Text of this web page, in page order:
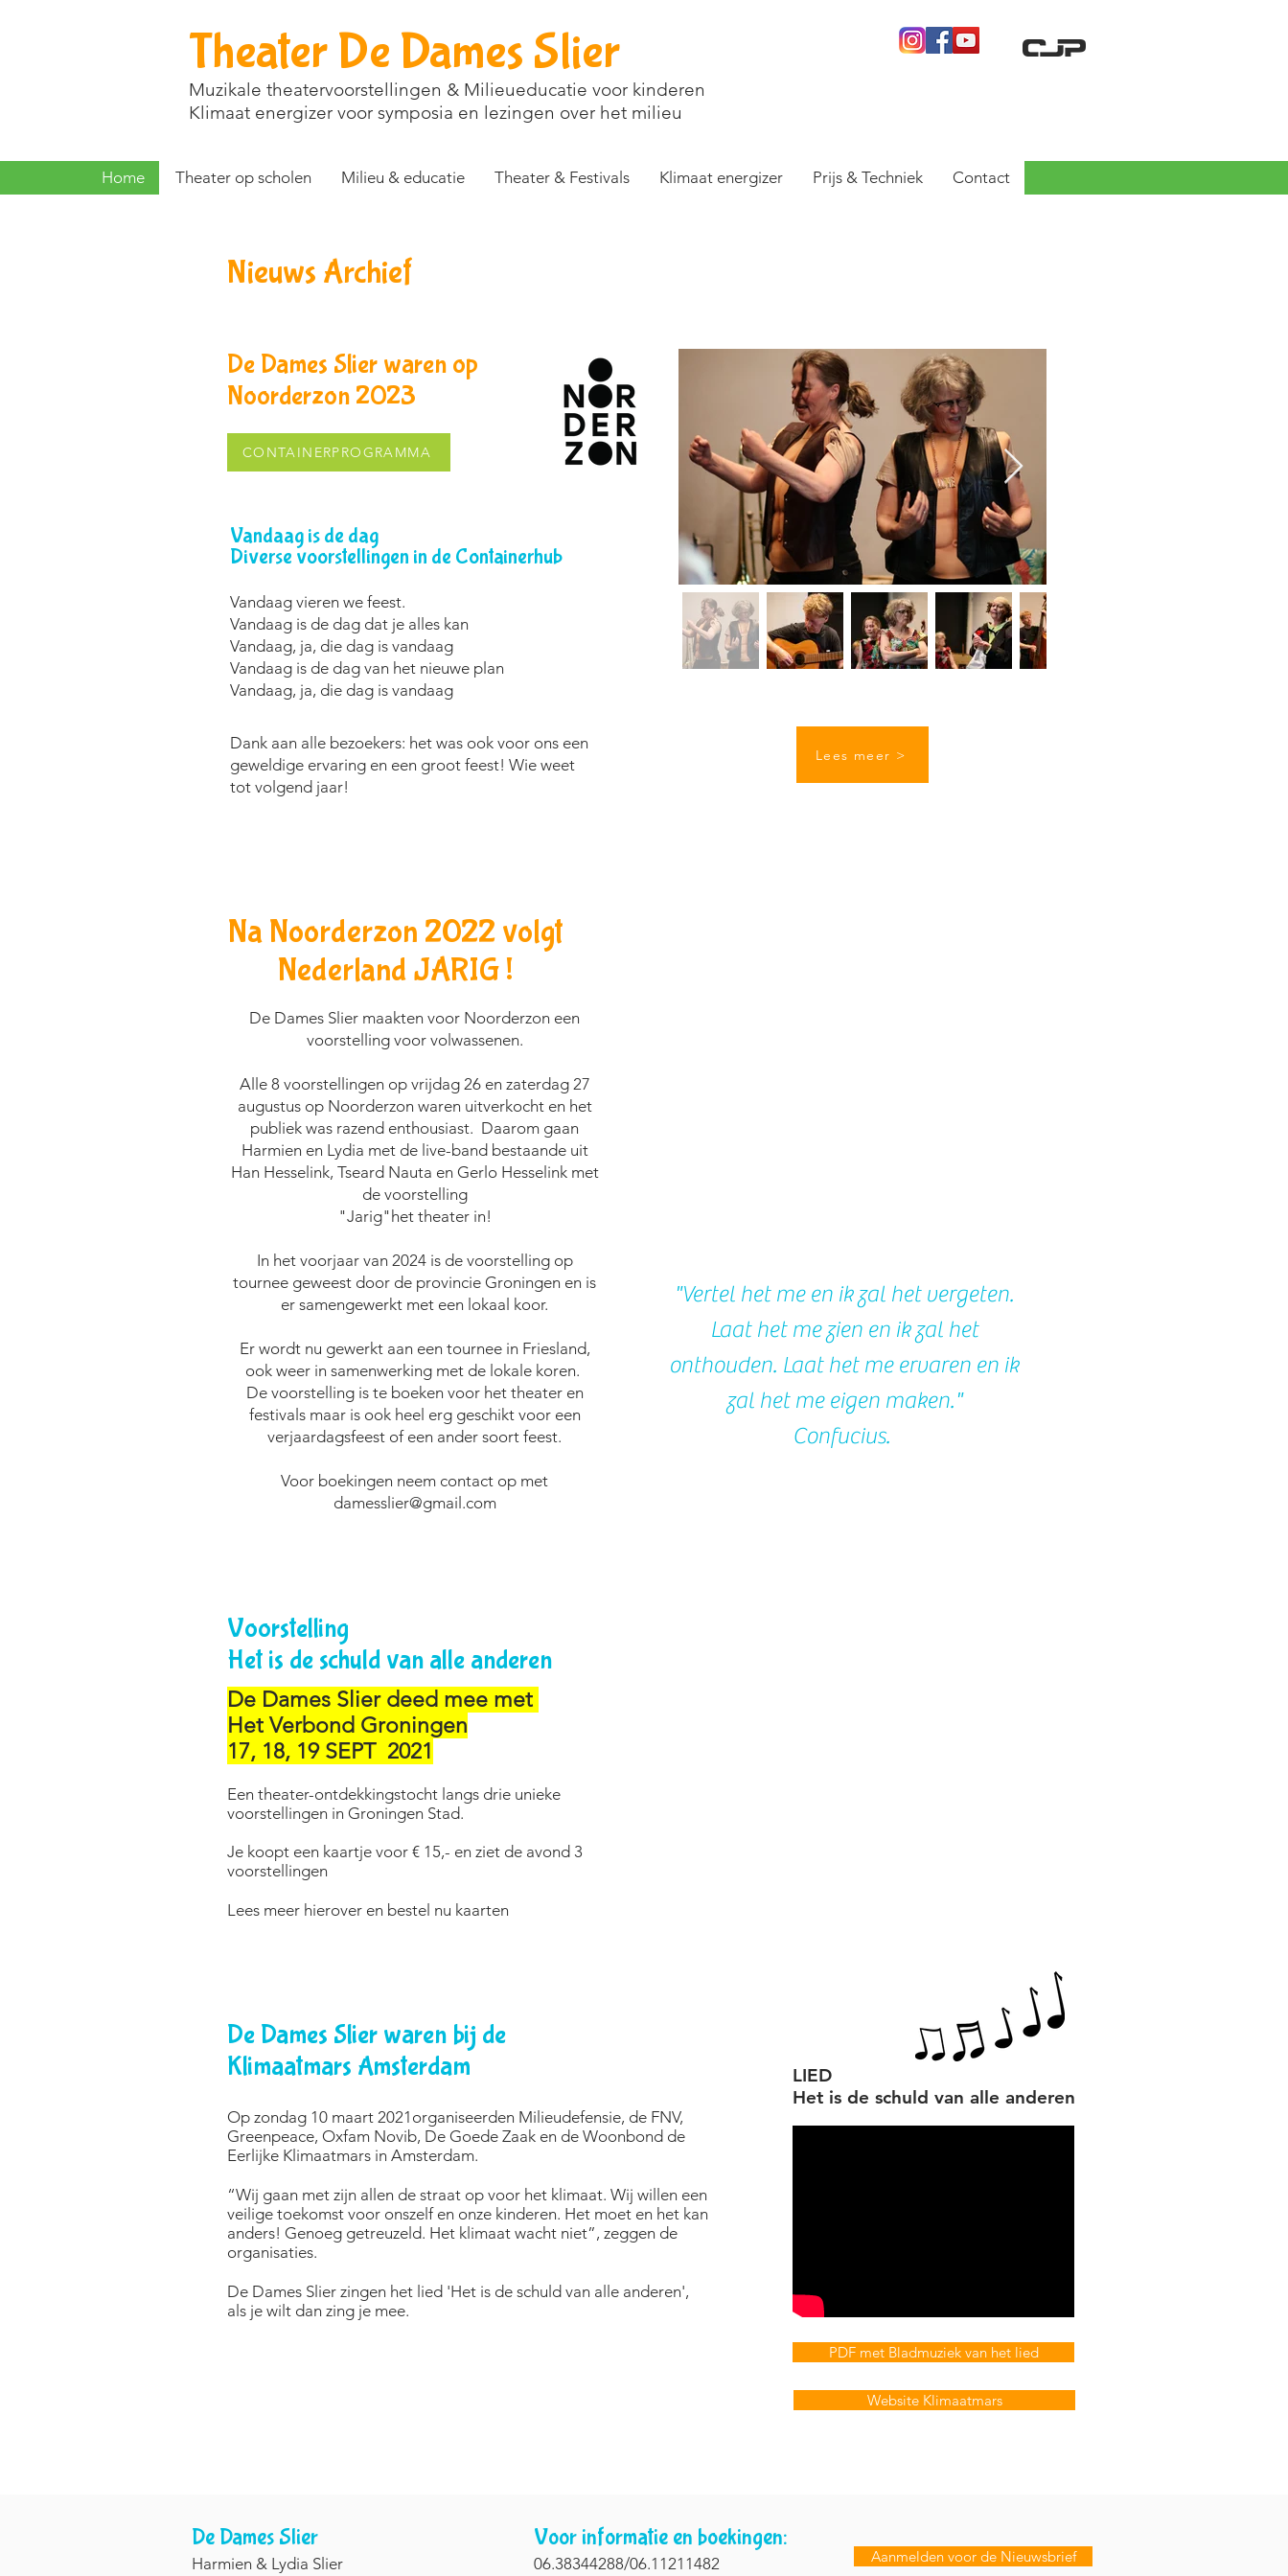
Theater De Dames Slier
Muzikale theatervoorstellingen & Milieueducatie voor kinderen
Klimaat energizer voor symposia en lezingen over het milieu
Home Theater op scholen Milieu & educatie Theater & Festivals Klimaat energizer Prijs & Techniek Contact
Nieuws Archief
De Dames Slier waren op
Noorderzon 2023
CONTAINERPROGRAMMA
Vandaag is de dag
Diverse voorstellingen in de Containerhub
Vandaag vieren we feest.
Vandaag is de dag dat je alles kan
Vandaag, ja, die dag is vandaag
Vandaag is de dag van het nieuwe plan
Vandaag, ja, die dag is vandaag
Dank aan alle bezoekers: het was ook voor ons een
geweldige ervaring en een groot feest! Wie weet
tot volgend jaar!
Lees meer >
Na Noorderzon 2022 volgt
Nederland JARIG !
De Dames Slier maakten voor Noorderzon een
voorstelling voor volwassenen.
Alle 8 voorstellingen op vrijdag 26 en zaterdag 27
augustus op Noorderzon waren uitverkocht en het
publiek was razend enthousiast. Daarom gaan
Harmien en Lydia met de live-band bestaande uit
Han Hesselink, Tseard Nauta en Gerlo Hesselink met
de voorstelling
"Jarig"het theater in!
In het voorjaar van 2024 is de voorstelling op
tournee geweest door de provincie Groningen en is
er samengewerkt met een lokaal koor.
Er wordt nu gewerkt aan een tournee in Friesland,
ook weer in samenwerking met de lokale koren.
De voorstelling is te boeken voor het theater en
festivals maar is ook heel erg geschikt voor een
verjaardagsfeest of een ander soort feest.
Voor boekingen neem contact op met
damesslier@gmail.com
"Vertel het me en ik zal het vergeten.
Laat het me zien en ik zal het
onthouden. Laat het me ervaren en ik
zal het me eigen maken."
Confucius.
Voorstelling
Het is de schuld van alle anderen
De Dames Slier deed mee met
Het Verbond Groningen
17, 18, 19 SEPT 2021
Een theater-ontdekkingstocht langs drie unieke
voorstellingen in Groningen Stad.
Je koopt een kaartje voor € 15,- en ziet de avond 3
voorstellingen
Lees meer hierover en bestel nu kaarten
De Dames Slier waren bij de
Klimaatmars Amsterdam
Op zondag 10 maart 2021organiseerden Milieudefensie, de FNV,
Greenpeace, Oxfam Novib, De Goede Zaak en de Woonbond de
Eerlijke Klimaatmars in Amsterdam.
“Wij gaan met zijn allen de straat op voor het klimaat. Wij willen een
veilige toekomst voor onszelf en onze kinderen. Het moet en het kan
anders! Genoeg getreuzeld. Het klimaat wacht niet”, zeggen de
organisaties.
De Dames Slier zingen het lied 'Het is de schuld van alle anderen',
als je wilt dan zing je mee.
LIED
Het is de schuld van alle anderen
PDF met Bladmuziek van het lied
Website Klimaatmars
Voor informatie en boekingen:
06.38344288/06.11211482 Aanmelden voor de Nieuwsbrief
De Dames Slier
Harmien & Lydia Slier